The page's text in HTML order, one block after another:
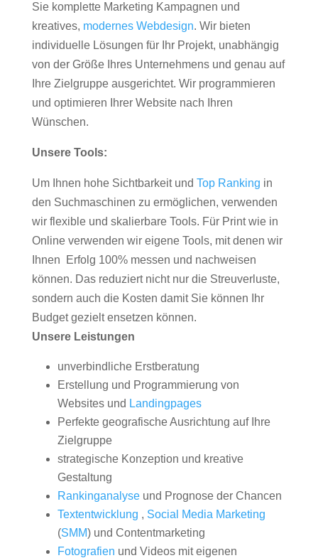
Sie komplette Marketing Kampagnen und
kreatives, modernes Webdesign. Wir bieten
individuelle Lösungen für Ihr Projekt, unabhängig
von der Größe Ihres Unternehmens und genau auf
Ihre Zielgruppe ausgerichtet. Wir programmieren
und optimieren Ihrer Website nach Ihren
Wünschen.
Unsere Tools:
Um Ihnen hohe Sichtbarkeit und Top Ranking in
den Suchmaschinen zu ermöglichen, verwenden
wir flexible und skalierbare Tools. Für Print wie in
Online verwenden wir eigene Tools, mit denen wir
Ihnen Erfolg 100% messen und nachweisen
können. Das reduziert nicht nur die Streuverluste,
sondern auch die Kosten damit Sie können Ihr
Budget gezielt ensetzen können.
Unsere Leistungen
unverbindliche Erstberatung
Erstellung und Programmierung von
Websites und Landingpages
Perfekte geografische Ausrichtung auf Ihre
Zielgruppe
strategische Konzeption und kreative
Gestaltung
Rankinganalyseund Prognose der Chancen
Textentwicklung , Social Media Marketing
(SMM) und Contentmarketing
Fotografien und Videos mit eigenen